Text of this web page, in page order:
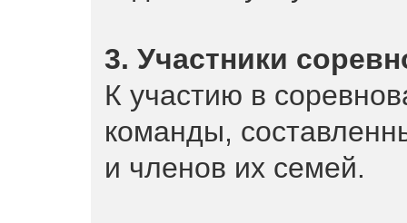
3. Участники
К участию в
команды,
и членов их семей.